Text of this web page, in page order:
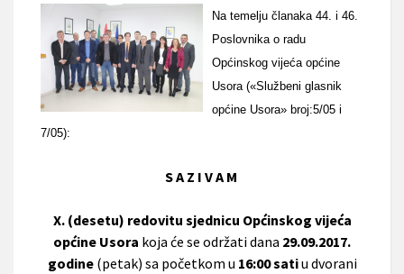
Na temelju članaka 44. i 46.
Poslovnika o radu
Općinskog vijeća općine
Usora («Službeni glasnik
općine Usora» broj:5/05 i
7/05):
S A Z I V A M
X. (desetu) redovitu sjednicu Općinskog vijeća
općine Usora koja će se održati dana 29.09.2017.
godine (petak) sa početkom u 16:00 satiu dvorani